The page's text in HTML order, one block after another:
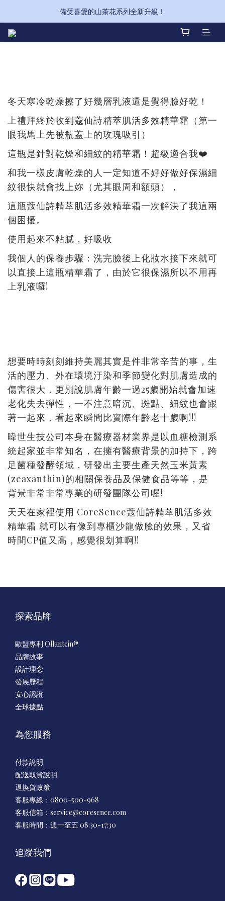
備受喜愛的山茶花系列全新升級！
備受喜愛的山茶花系列全新升級！
訂單金額滿$2,000，即可享有免運費標準運送服務。
冬天寒冷乾燥擦了好幾層乳液還是覺得臉好乾！
上禮拜終於收到蔻仙詩精萃肌活多效精華霜（第一
眼我馬上先被瓶蓋上的玫瑰吸引）
這瓶是針對乾燥和細紋的精華霜！超級適合我❤
和我一樣皮膚乾燥的人一定知道不好好做好保濕細
紋很快就會找上妳（尤其眼周和額頭），
這瓶蔻仙詩精萃肌活多效精華霜一次解決了我這兩
個困擾。
使用起來不粘膩，好吸收
我個人的保養步驟：洗完臉後上化妝水接下來就可
以直接上這瓶精華霜了，由於它很保濕所以不用再
上乳液囉!
想要時時刻刻維持美麗其實是件非常辛苦的事，生
活的壓力、外在環境汙染和季節變化對肌膚造成的
傷害很大，更別說肌膚年齡一過25歲開始就會加速
老化失去彈性，一不注意暗沉、斑點、細紋也會跟
著一起來，看起來瞬間比實際年齡老十歲啊!!!
暐世生技公司本身在醫療器材業界是以血糖檢測系
統起家並非常知名，在擁有醫療背景的加持下，跨
足菌種發酵領域，研發出主要生產天然玉米黃素
(zeaxanthin)的相關保養品及保健食品等等，是
背景非常非常專業的研發團隊公司喔!
天天在家裡使用 CoreSence蔻仙詩精萃肌活多效
精華霜 就可以有像到專櫃沙龍做臉的效果，又省
時間 CP值又高，感覺很划算啊!!
探索品牌
歐盟專利 Ollantein®
品牌故事
設計理念
發展歷程
安心認證
全球據點
為您服務
付款說明
配送取貨說明
退換貨政策
客服專線：0800-500-968
客服信箱： service@coresence.com
客服時間：週一至五 08:30-17:30
追蹤我們